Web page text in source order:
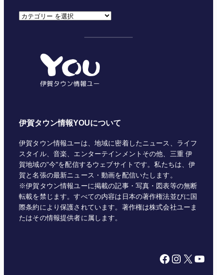
カ
伊賀タウン情報YOUについて
伊賀タウン情報ユーは、地域に密着したニュース、ライフ
スタイル、音楽、エンターテインメントその他、三重 伊
賀地域の"今"を配信するウェブサイトです。私たちは、伊
賀と名張の最新ニュース・動画を配信いたします。
※伊賀タウン情報ユーに掲載の記事・写真・図表等の無断
転載を禁じます。すべての内容は日本の著作権法並びに国
際条約により保護されています。著作権は株式会社ユーま
たはその情報提供者に属します。
Facebook Instagram X YouTube